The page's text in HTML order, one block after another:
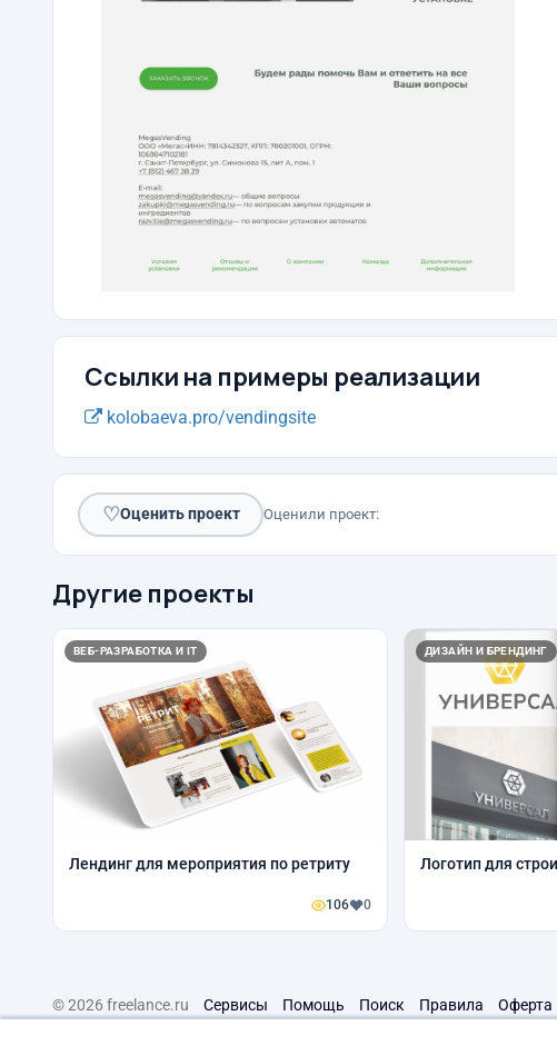
Ссылки на примеры реализации
kolobaeva.pro/vendingsite
♡Оценить проект Оценили проект:
Другие проекты
ВЕБ-РАЗРАБОТКА И IT
Лендинг для мероприятия по ретриту
106 0
ДИЗАЙН И БРЕНДИНГ
Логотип для
© 2026 freelance.ru Сервисы Помощь Поиск Правила Оферта